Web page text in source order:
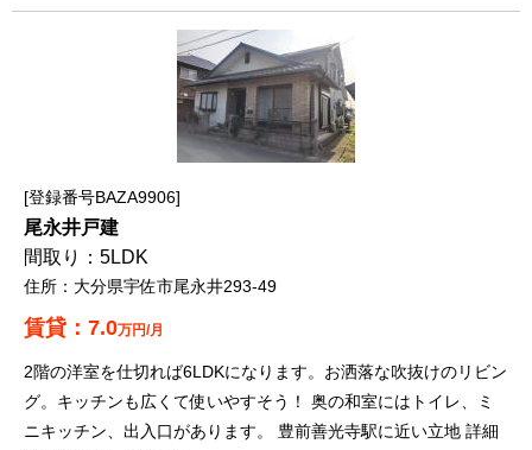
登録番号BAZA9906
尾永井戸建
5LDK
大分県宇佐市尾永井293-49
7.0万円/月
2階の洋室を仕切れば6LDKになります。お洒落な吹抜けのリビン
グ。キッチンも広くて使いやすそう！ 奥の和室にはトイレ、ミ
ニキッチン、出入口があります。 豊前善光寺駅に近い立地 詳細